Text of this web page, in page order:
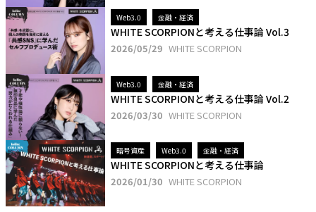
Web3.0 金融・経済
WHITE SCORPIONと考える仕事論 Vol.3
2026/05/29 WHITE SCORPION
Web3.0 金融・経済
WHITE SCORPIONと考える仕事論 Vol.2
2026/03/30 WHITE SCORPION
暗号資産 Web3.0 金融・経済
WHITE SCORPIONと考える仕事論
2026/01/30 WHITE SCORPION